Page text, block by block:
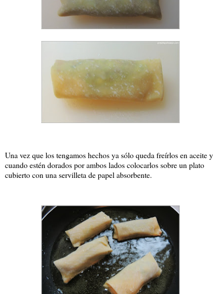
Una vez que los tengamos hechos ya sólo queda freírlos en aceite y
cuando estén dorados por ambos lados colocarlos sobre un plato
cubierto con una servilleta de papel absorbente.